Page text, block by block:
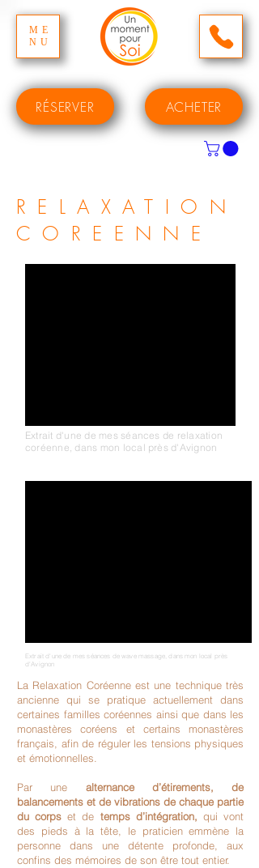
RÉSERVER ACHETER
ME
NU
RELAXATION
COREENNE
Extrait d'une de mes séances de relaxation
coréenne, dans mon local près d'Avignon
Extrait d'une de mes séances de wave massage, dans mon local près
d'Avignon
La Relaxation Coréenne est une technique très
ancienne qui se pratique actuellement dans
certaines familles coréennes ainsi que dans les
monastères coréens et certains monastères
français, afin de réguler les tensions physiques
et émotionnelles.
Par une alternance d’étirements, de
balancements et de vibrations de chaque partie
du corps et de temps d’intégration, qui vont
des pieds à la tête, le praticien emmène la
personne dans une détente profonde, aux
confins des mémoires de son être tout entier.